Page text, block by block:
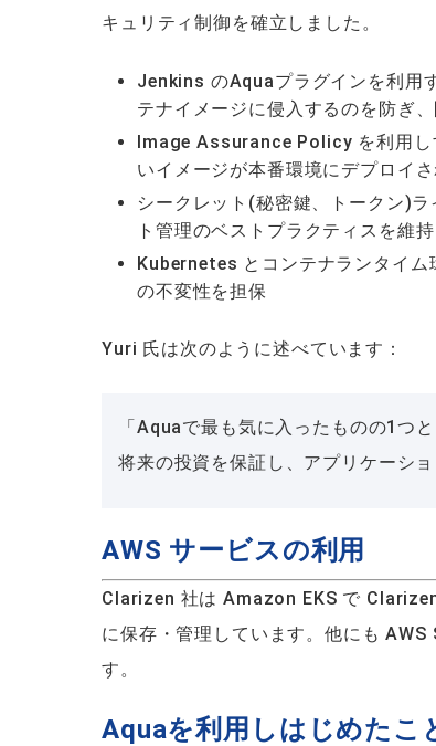
キュリティ制御を確立しました。
Jenkins のAquaプラグインを利用
テナイメージに侵入するのを防ぎ
Image Assurance Policy を利用し
いイメージが本番環境にデプロイ
シークレット(秘密鍵、トークン)
ト管理のベストプラクティスを維
Kubernetes とコンテナランタイム
の不変性を担保
Yuri 氏は次のように述べています：
「Aquaで最も気に入ったものの1つ
将来の投資を保証し、アプリケーシ
AWS サービスの利用
Clarizen 社は Amazon EKS で
に保存・管理しています。他にも
す。
Aquaを利用しはじめたこ